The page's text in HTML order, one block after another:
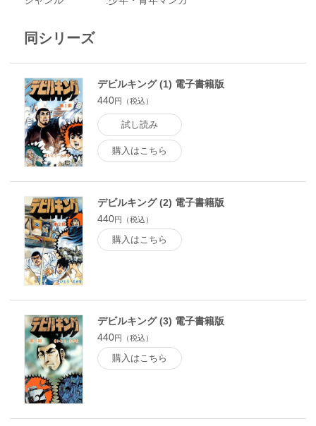
同シリーズ
デビルキング (1) 電子書籍版
440円（税込）
試し読み
購入はこちら
デビルキング (2) 電子書籍版
440円（税込）
購入はこちら
デビルキング (3) 電子書籍版
440円（税込）
購入はこちら